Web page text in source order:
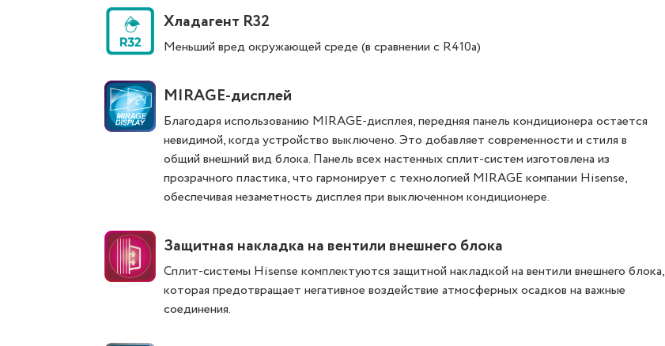
Хладагент R32
Меньший вред окружающей среде (в сравнении с R410a)
MIRAGE-дисплей
Благодаря использованию MIRAGE-дисплея, передняя панель кондиционера остается
невидимой, когда устройство выключено. Это добавляет современности и стиля в
общий внешний вид блока. Панель всех настенных сплит-систем изготовлена из
прозрачного пластика, что гармонирует с технологией MIRAGE компании Hisense,
обеспечивая незаметность дисплея при выключенном кондиционере.
Защитная накладка на вентили внешнего блока
Сплит-системы Hisense комплектуются защитной накладкой на вентили внешнего блока,
которая предотвращает негативное воздействие атмосферных осадков на важные
соединения.